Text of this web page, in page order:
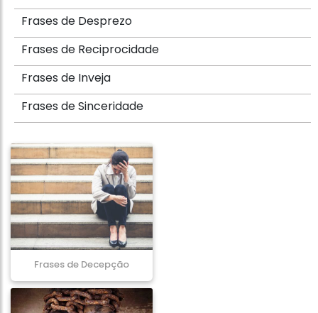
Frases de Desprezo
Frases de Reciprocidade
Frases de Inveja
Frases de Sinceridade
Frases de Decepção